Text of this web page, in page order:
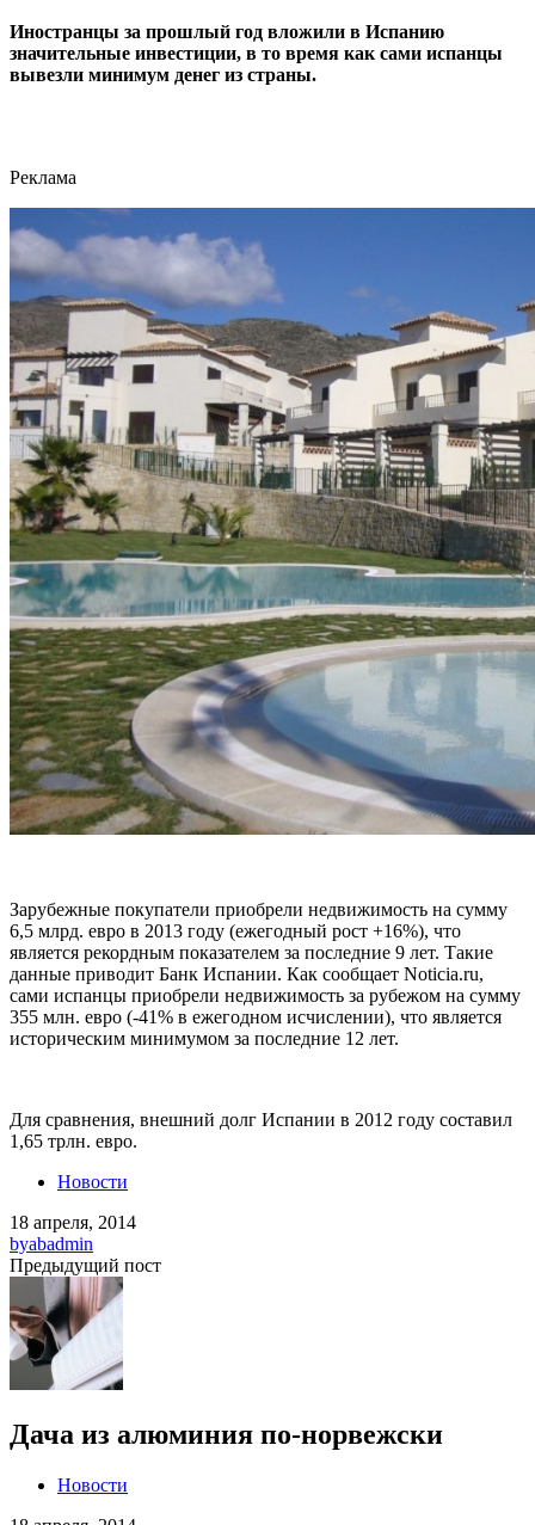
Иностранцы за прошлый год вложили в Испанию
значительные инвестиции, в то время как сами испанцы
вывезли минимум денег из страны.
Реклама
Зарубежные покупатели приобрели недвижимость на сумму
6,5 млрд. евро в 2013 году (ежегодный рост +16%), что
является рекордным показателем за последние 9 лет. Такие
данные приводит Банк Испании. Как сообщает Noticia.ru,
сами испанцы приобрели недвижимость за рубежом на сумму
355 млн. евро (-41% в ежегодном исчислении), что является
историческим минимумом за последние 12 лет.
Для сравнения, внешний долг Испании в 2012 году составил
1,65 трлн. евро.
Новости
18 апреля, 2014
byabadmin
Предыдущий пост
Дача из алюминия по-норвежски
Новости